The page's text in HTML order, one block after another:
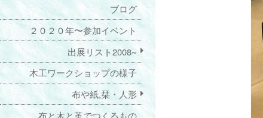
ブログ
２０２０年〜参加イベント
出展リスト2008~
木工ワークショップの様子
布や紙,栞・人形
布と木と革でつくるもの